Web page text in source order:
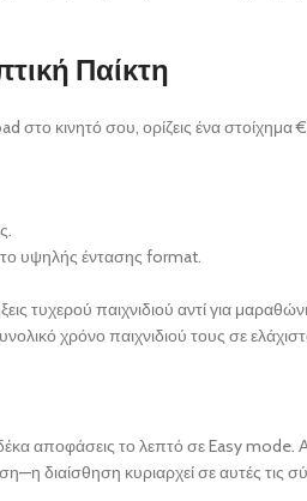
Παίκτη
στο κινητό σου, ορίζεις ένα
το υψηλής έντασης format.
τυχερού παιχνιδιού αντί για
χρόνο παιχνιδιού τους σε
αποφάσεις το λεπτό σε Easy
διαίσθηση κυριαρχεί σε αυτές τις